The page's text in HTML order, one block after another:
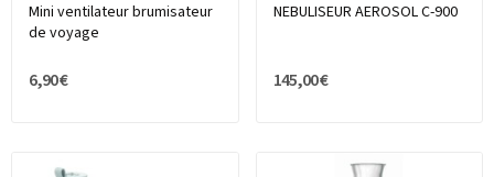
Mini ventilateur brumisateur
de voyage
6,90 €
NEBULISEUR AEROSOL C-900
145,00 €